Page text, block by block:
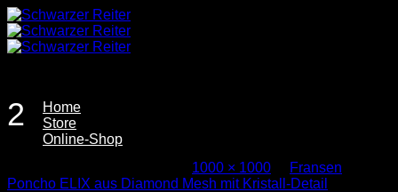
Zum
Inhalt
springen
Home
Store
Online-Shop
2
1000 × 1000
Fransen
Poncho ELIX aus Diamond Mesh mit Kristall-Detail